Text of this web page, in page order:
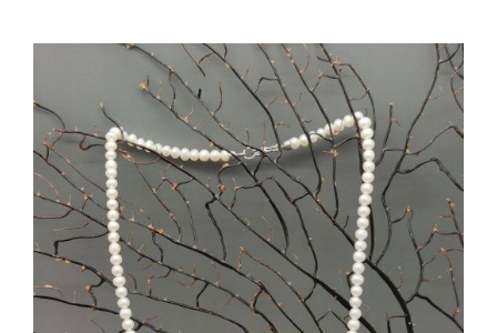
AGGIUNGI AL CARRELLO / DETTAGLI